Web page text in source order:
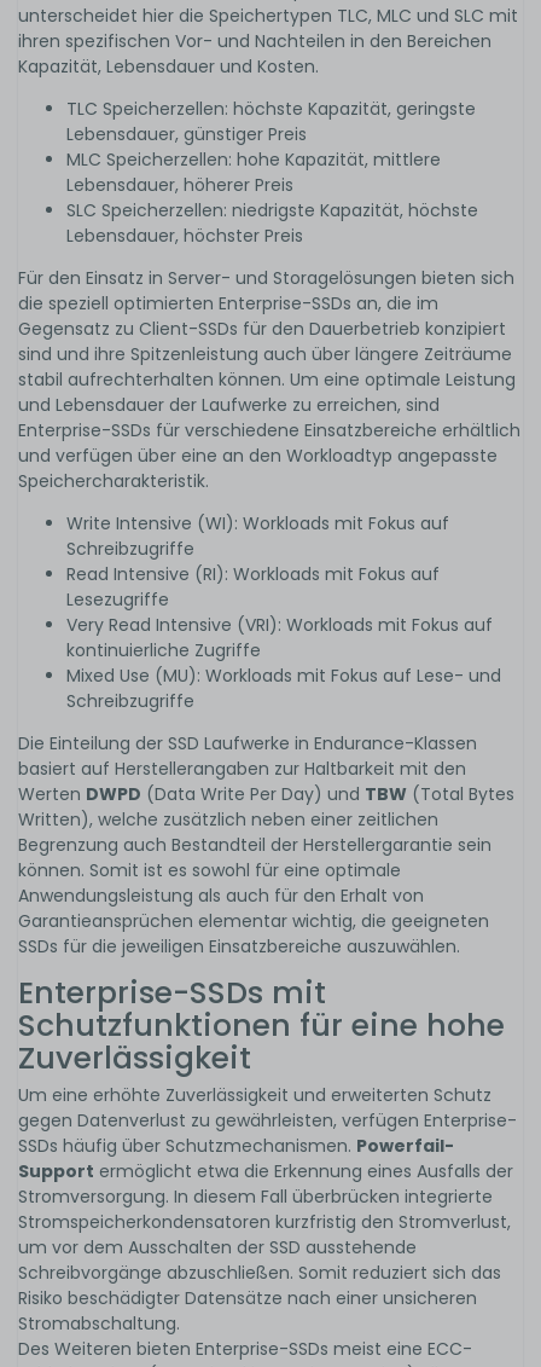
unterscheidet hier die Speichertypen TLC, MLC und SLC mit
ihren spezifischen Vor- und Nachteilen in den Bereichen
Kapazität, Lebensdauer und Kosten.
TLC Speicherzellen: höchste Kapazität, geringste
Lebensdauer, günstiger Preis
MLC Speicherzellen: hohe Kapazität, mittlere
Lebensdauer, höherer Preis
SLC Speicherzellen: niedrigste Kapazität, höchste
Lebensdauer, höchster Preis
Für den Einsatz in Server- und Storagelösungen bieten sich
die speziell optimierten Enterprise-SSDs an, die im
Gegensatz zu Client-SSDs für den Dauerbetrieb konzipiert
sind und ihre Spitzenleistung auch über längere Zeiträume
stabil aufrechterhalten können. Um eine optimale Leistung
und Lebensdauer der Laufwerke zu erreichen, sind
Enterprise-SSDs für verschiedene Einsatzbereiche erhältlich
und verfügen über eine an den Workloadtyp angepasste
Speichercharakteristik.
Write Intensive (WI): Workloads mit Fokus auf
Schreibzugriffe
Read Intensive (RI): Workloads mit Fokus auf
Lesezugriffe
Very Read Intensive (VRI): Workloads mit Fokus auf
kontinuierliche Zugriffe
Mixed Use (MU): Workloads mit Fokus auf Lese- und
Schreibzugriffe
Die Einteilung der SSD Laufwerke in Endurance-Klassen
basiert auf Herstellerangaben zur Haltbarkeit mit den
Werten DWPD (Data Write Per Day) und TBW (Total Bytes
Written), welche zusätzlich neben einer zeitlichen
Begrenzung auch Bestandteil der Herstellergarantie sein
können. Somit ist es sowohl für eine optimale
Anwendungsleistung als auch für den Erhalt von
Garantieansprüchen elementar wichtig, die geeigneten
SSDs für die jeweiligen Einsatzbereiche auszuwählen.
Enterprise-SSDs mit
Schutzfunktionen für eine hohe
Zuverlässigkeit
Um eine erhöhte Zuverlässigkeit und erweiterten Schutz
gegen Datenverlust zu gewährleisten, verfügen Enterprise-
SSDs häufig über Schutzmechanismen. Powerfail-
Support ermöglicht etwa die Erkennung eines Ausfalls der
Stromversorgung. In diesem Fall überbrücken integrierte
Stromspeicherkondensatoren kurzfristig den Stromverlust,
um vor dem Ausschalten der SSD ausstehende
Schreibvorgänge abzuschließen. Somit reduziert sich das
Risiko beschädigter Datensätze nach einer unsicheren
Stromabschaltung.
Des Weiteren bieten Enterprise-SSDs meist eine ECC-